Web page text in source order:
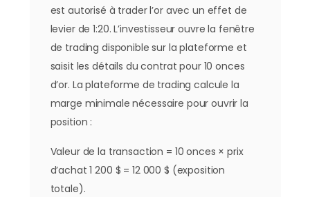
est autorisé à trader l’or avec un effet de
levier de 1:20. L’investisseur ouvre la fenêtre
de trading disponible sur la plateforme et
saisit les détails du contrat pour 10 onces
d’or. La plateforme de trading calcule la
marge minimale nécessaire pour ouvrir la
position :
Valeur de la transaction = 10 onces × prix
d’achat 1 200 $ = 12 000 $ (exposition
totale).